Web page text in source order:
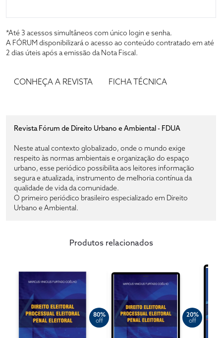
*Até 3 acessos simultâneos com único login e senha.
A FÓRUM disponibilizará o acesso ao conteúdo contratado em até
2 dias úteis após a emissão da Nota Fiscal.
CONHEÇA A REVISTA FICHA TÉCNICA
Revista Fórum de Direito Urbano e Ambiental - FDUA
Neste atual contexto globalizado, onde o mundo exige
respeito às normas ambientais e organização do espaço
urbano, esse periódico possibilita aos leitores informação
segura e atualizada, instrumento de melhoria contínua da
qualidade de vida da comunidade.
O primeiro periódico brasileiro especializado em Direito
Urbano e Ambiental.
Produtos relacionados
80%
off
20%
off